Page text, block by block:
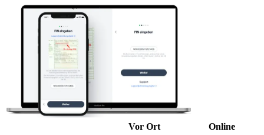
Vor Ort
Online